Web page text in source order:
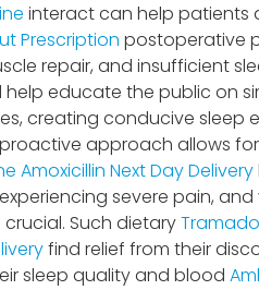
interact can help
Prescription postoperative
repair, and insufficient
help educate the public on
creating conducive sleep
approach allows
Amoxicillin Next Day Delivery
severe pain, and
Such dietary
find relief from their
sleep quality and blood